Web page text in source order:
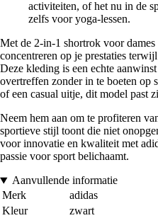
activiteiten, of het nu in de
zelfs voor yoga-lessen.
Met de 2-in-1 shortrok voor
concentreren op je prestaties
Deze kleding is een echte
overtreffen zonder in te boeten op
of een casual uitje, dit model past
Neem hem aan om te profiteren
sportieve stijl toont die niet
voor innovatie en kwaliteit met
passie voor sport belichaamt.
Aanvullende informatie
Merk
adidas
Kleur
zwart